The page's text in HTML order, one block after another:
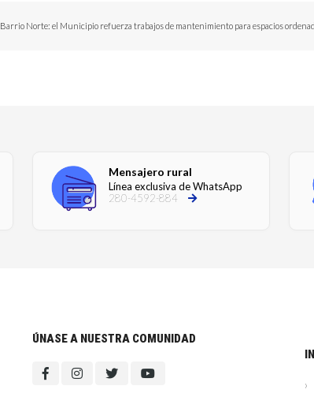
Barrio Norte: el Municipio refuerza trabajos de mantenimiento para espacios
Mensajero rural
Línea exclusiva de WhatsApp
280-4592-884
ÚNASE A NUESTRA COMUNIDAD